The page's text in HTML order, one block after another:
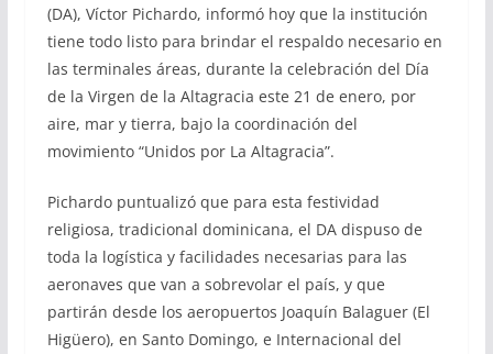
(DA), Víctor Pichardo, informó hoy que la institución
tiene todo listo para brindar el respaldo necesario en
las terminales áreas, durante la celebración del Día
de la Virgen de la Altagracia este 21 de enero, por
aire, mar y tierra, bajo la coordinación del
movimiento “Unidos por La Altagracia”.
Pichardo puntualizó que para esta festividad
religiosa, tradicional dominicana, el DA dispuso de
toda la logística y facilidades necesarias para las
aeronaves que van a sobrevolar el país, y que
partirán desde los aeropuertos Joaquín Balaguer (El
Higüero), en Santo Domingo, e Internacional del